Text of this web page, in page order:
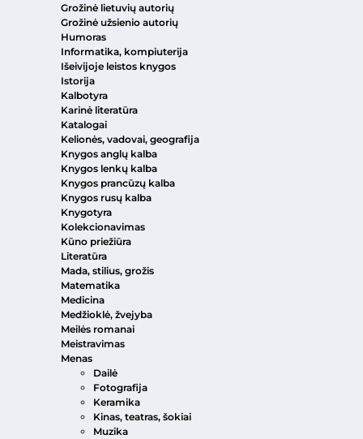
Grožinė lietuvių autorių
Grožinė užsienio autorių
Humoras
Informatika, kompiuterija
Išeivijoje leistos knygos
Istorija
Kalbotyra
Karinė literatūra
Katalogai
Kelionės, vadovai, geografija
Knygos anglų kalba
Knygos lenkų kalba
Knygos prancūzų kalba
Knygos rusų kalba
Knygotyra
Kolekcionavimas
Kūno priežiūra
Literatūra
Mada, stilius, grožis
Matematika
Medicina
Medžioklė, žvejyba
Meilės romanai
Meistravimas
Menas
Dailė
Fotografija
Keramika
Kinas, teatras, šokiai
Muzika